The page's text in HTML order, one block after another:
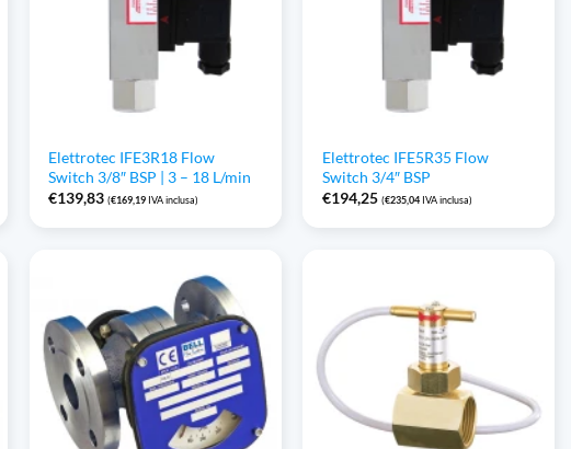
Elettrotec IFE3R18 Flow
Switch 3/8″ BSP | 3 – 18 L/min
€139,83 (€169,19 IVA inclusa)
Elettrotec IFE5R35 Flow
Switch 3/4″ BSP
€194,25 (€235,04IVA inclusa)